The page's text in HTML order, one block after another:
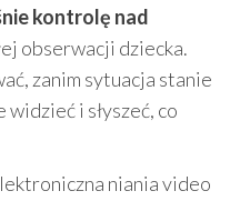
kontrolę nad
obserwacji dziecka.
zanim sytuacja stanie
i słyszeć, co
niania video